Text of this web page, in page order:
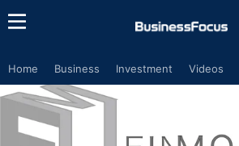
Home Business Investment Videos